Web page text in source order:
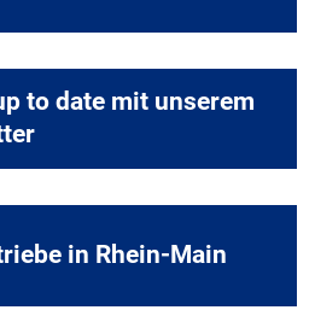
to date mit unserem
in Rhein-Main